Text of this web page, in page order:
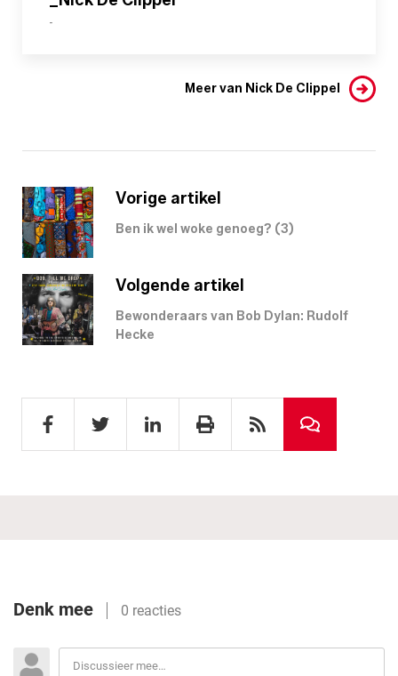
-
Meer van Nick De Clippel
Vorige artikel
Ben ik wel woke genoeg? (3)
Volgende artikel
Bewonderaars van Bob Dylan: Rudolf
Hecke